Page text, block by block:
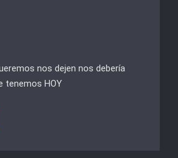
nos dejen nos debería
tenemos HOY